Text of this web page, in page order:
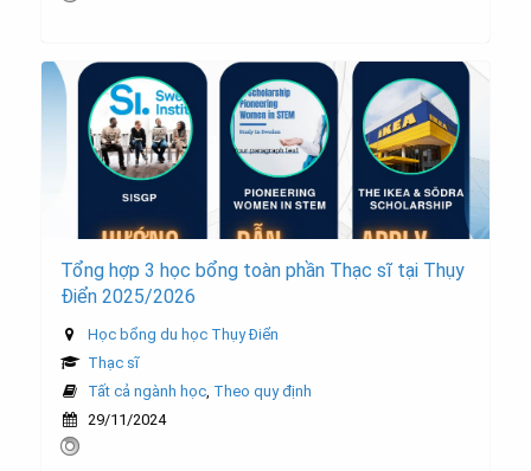
Tổng hợp 3 học bổng toàn phần Thạc sĩ tại Thụy
Điển 2025/2026
Học bổng du học Thụy Điển
Thạc sĩ
Tất cả ngành học Theo quy định
29/11/2024